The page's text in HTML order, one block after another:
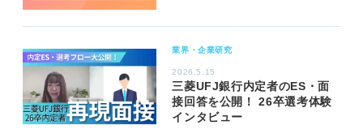
業界・企業研究
2026.5.15
三菱UFJ銀行内定者のES・面
接回答を公開！ 26卒選考体験
インタビュー